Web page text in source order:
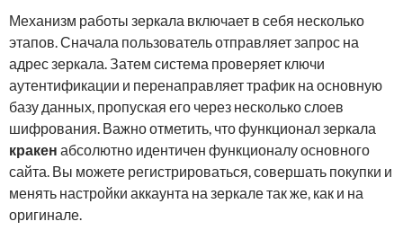
Механизм работы зеркала включает в себя несколько
этапов. Сначала пользователь отправляет запрос на
адрес зеркала. Затем система проверяет ключи
аутентификации и перенаправляет трафик на основную
базу данных, пропуская его через несколько слоев
шифрования. Важно отметить, что функционал зеркала
кракен абсолютно идентичен функционалу основного
сайта. Вы можете регистрироваться, совершать покупки и
менять настройки аккаунта на зеркале так же, как и на
оригинале.